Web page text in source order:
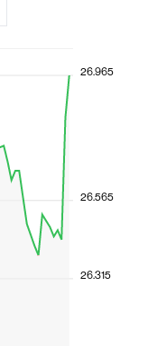
26.315
26.565
26.965